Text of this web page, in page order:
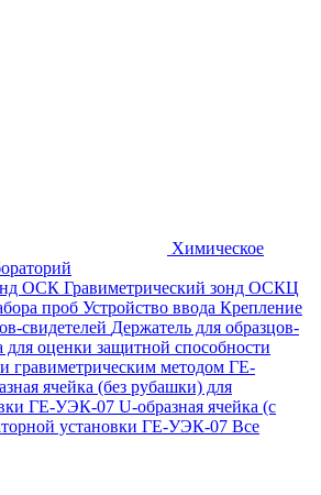
Химическое
ОСК Гравиметрический зонд ОСКЦ
проб Устройство ввода Крепление
свидетелей Держатель для образцов-
для оценки защитной способности
гравиметрическим методом ГЕ-
ячейка (без рубашки) для
ГЕ-УЭК-07 U-образная ячейка (с
установки ГЕ-УЭК-07 Все